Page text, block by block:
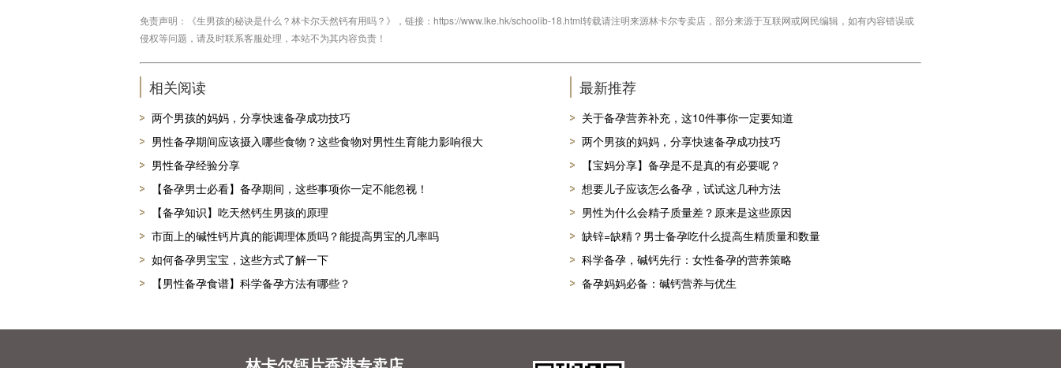
免责声明：《生男孩的秘诀是什么？林卡尔天然钙有用吗？》，链接：https://www.lke.hk/schoolib-18.html转载请注明来源林卡尔专卖店，部分来源于互联网或网民编辑，如有内容错误或
侵权等问题，请及时联系客服处理，本站不为其内容负责！
相关阅读
两个男孩的妈妈，分享快速备孕成功技巧
男性备孕期间应该摄入哪些食物？这些食物对男性生育能力影响很大
男性备孕经验分享
【备孕男士必看】备孕期间，这些事项你一定不能忽视！
【备孕知识】吃天然钙生男孩的原理
市面上的碱性钙片真的能调理体质吗？能提高男宝的几率吗
如何备孕男宝宝，这些方式了解一下
【男性备孕食谱】科学备孕方法有哪些？
最新推荐
关于备孕营养补充，这10件事你一定要知道
两个男孩的妈妈，分享快速备孕成功技巧
【宝妈分享】备孕是不是真的有必要呢？
想要儿子应该怎么备孕，试试这几种方法
男性为什么会精子质量差？原来是这些原因
缺锌=缺精？男士备孕吃什么提高生精质量和数量
科学备孕，碱钙先行：女性备孕的营养策略
备孕妈妈必备：碱钙营养与优生